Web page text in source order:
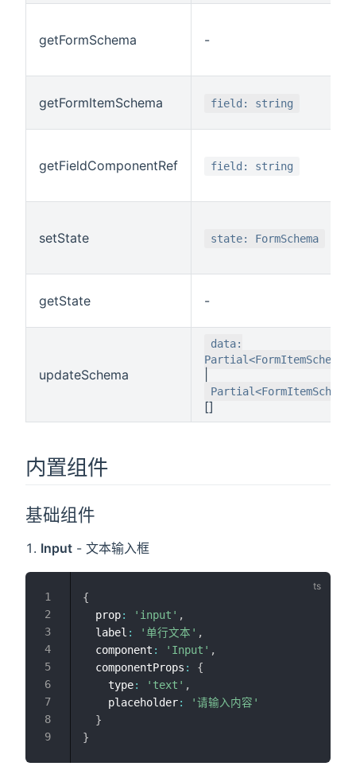
getFormSchema -
getFormItemSchema field: string
getFieldComponentRef field: string
setState state: FormSchema
getState -
updateSchema
data:
Partial<FormItemSchema>
Partial<FormItemSchema>
[]
内置组件
基础组件
Input - 文本输入框
{
  prop
: 'input' ,
  label
: '单行文本' ,
  component
: 'Input' ,
  componentProps
:
{
    type
: 'text' ,
    placeholder
:
'请输入内容'
}
}